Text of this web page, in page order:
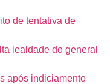
de tentativa de
lealdade do general
após indiciamento